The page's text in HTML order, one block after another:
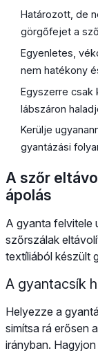
Határozott, de
görgőfejet a
Egyenletes,
nem hatékony
Egyszerre csak
lábszáron
Kerülje
gyantázási
A szőr
ápolás
A gyanta felvitele
szőrszálak
textíliából készült
A gyantacsík
Helyezze a
simítsa rá erősen
irányban.